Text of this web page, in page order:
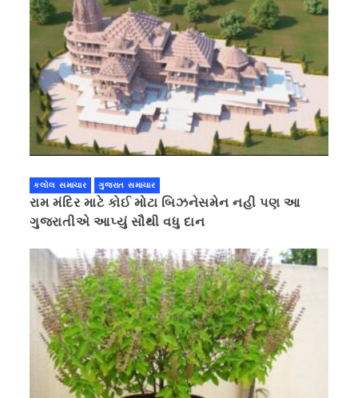
કલોલ સમાચાર ગુજરાત સમાચાર
રામ મંદિર માટે કોઈ મોટા બિઝનેસમેન નહી પણ આ
ગુજરાતીએ આપ્યું સૌથી વધુ દાન